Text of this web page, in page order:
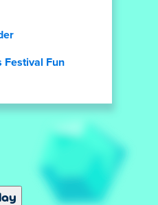
Festival Fun